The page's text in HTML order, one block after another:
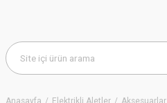
Anasayfa Elektrikli Aletler Aksesuarlar